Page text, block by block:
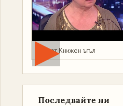
Мая от Книжен ъгъл
Последвайте ни